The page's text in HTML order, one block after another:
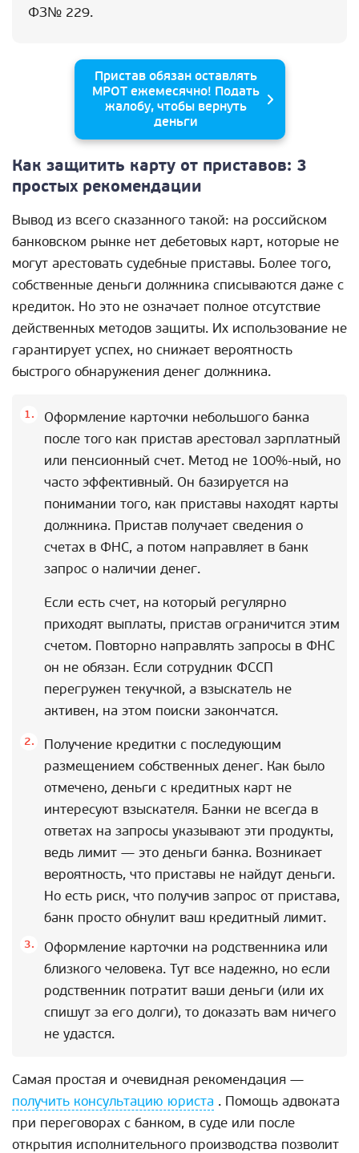
ФЗ№ 229.
Пристав обязан оставлять
МРОТ ежемесячно! Подать
жалобу, чтобы вернуть
деньги
Как защитить карту от приставов: 3
простых рекомендации
Вывод из всего сказанного такой: на российском
банковском рынке нет дебетовых карт, которые не
могут арестовать судебные приставы. Более того,
собственные деньги должника списываются даже с
кредиток. Но это не означает полное отсутствие
действенных методов защиты. Их использование не
гарантирует успех, но снижает вероятность
быстрого обнаружения денег должника.
Оформление карточки небольшого банка
после того как пристав арестовал зарплатный
или пенсионный счет. Метод не 100%-ный, но
часто эффективный. Он базируется на
понимании того, как приставы находят карты
должника. Пристав получает сведения о
счетах в ФНС, а потом направляет в банк
запрос о наличии денег.
Если есть счет, на который регулярно
приходят выплаты, пристав ограничится этим
счетом. Повторно направлять запросы в ФНС
он не обязан. Если сотрудник ФССП
перегружен текучкой, а взыскатель не
активен, на этом поиски закончатся.
Получение кредитки с последующим
размещением собственных денег. Как было
отмечено, деньги с кредитных карт не
интересуют взыскателя. Банки не всегда в
ответах на запросы указывают эти продукты,
ведь лимит — это деньги банка. Возникает
вероятность, что приставы не найдут деньги.
Но есть риск, что получив запрос от пристава,
банк просто обнулит ваш кредитный лимит.
Оформление карточки на родственника или
близкого человека. Тут все надежно, но если
родственник потратит ваши деньги (или их
спишут за его долги), то доказать вам ничего
не удастся.
Самая простая и очевидная рекомендация —
получить консультацию юриста . Помощь адвоката
при переговорах с банком, в суде или после
открытия исполнительного производства позволит